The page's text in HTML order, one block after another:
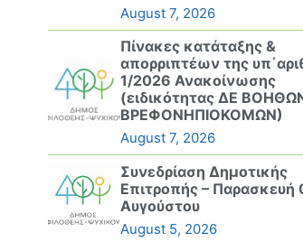
August 7, 2026
Πίνακες κατάταξης &
απορριπτέων της
1/2026 Ανακοίνωσης
(ειδικότητας ΔΕ
ΒΡΕΦΟΝΗΠΙΟΚΟΜΩΝ)
August 7, 2026
Συνεδρίαση Δημοτικής
Επιτροπής – Παρασκευή
Αυγούστου
August 5, 2026